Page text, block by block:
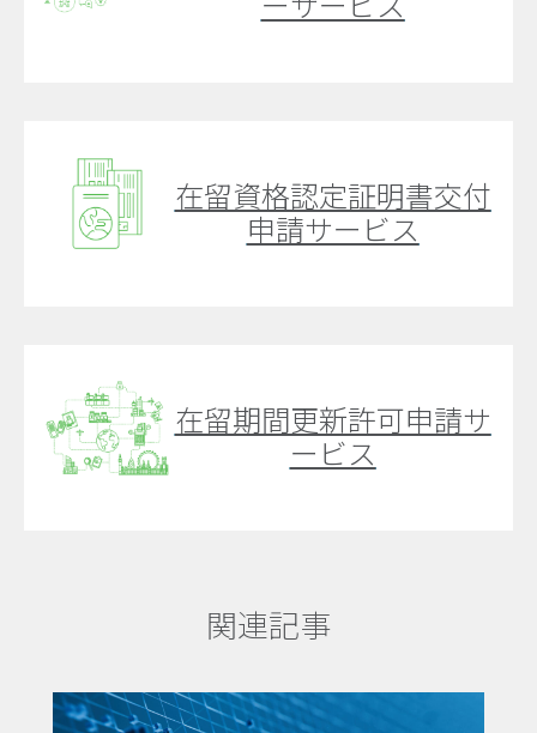
在留資格認定証明書交付
申請サービス
在留期間更新許可申請サ
ービス
関連記事